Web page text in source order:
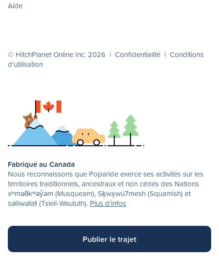
Aide
© HitchPlanet Online Inc. 2026 | Confidentialité | Conditions
d'utilisation
Fabriqué au Canada
Nous reconnaissons que Poparide exerce ses activités sur les
territoires traditionnels, ancestraux et non cédés des Nations
xʷməθkʷəy̓əm (Musqueam), Sḵwx̱wú7mesh (Squamish) et
səlilwətaɬ (Tsleil-Waututh). Plus d'infos